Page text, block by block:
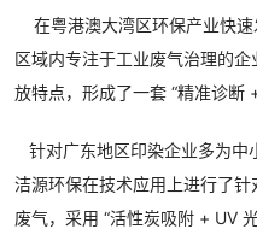
在粤港澳大湾区环保产业快速
区域内专注于工业废气治理的
放特点，形成了一套 “精准诊断
针对广东地区印染企业多为中
洁源环保在技术应用上进行了
废气，采用 “活性炭吸附 + UV